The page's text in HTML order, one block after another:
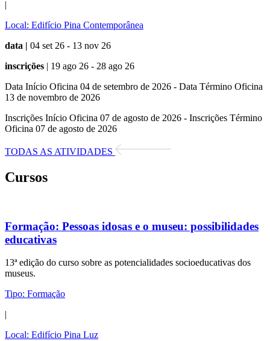
|
Local: Edifício Pina Contemporânea
data | 04 set 26 - 13 nov 26
inscrições | 19 ago 26 - 28 ago 26
Data Início Oficina 04 de setembro de 2026 - Data Término Oficina
13 de novembro de 2026
Inscrições Início Oficina 07 de agosto de 2026 - Inscrições Término
Oficina 07 de agosto de 2026
TODAS AS ATIVIDADES
Cursos
Formação: Pessoas idosas e o museu: possibilidades
educativas
13ª edição do curso sobre as potencialidades socioeducativas dos
museus.
Tipo: Formação
|
Local: Edifício Pina Luz